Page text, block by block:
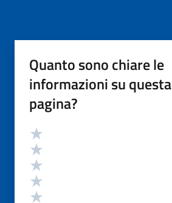
Quanto sono chiare le
informazioni su questa
pagina?
Valutazione